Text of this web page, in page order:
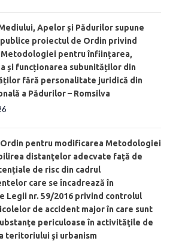
Apelor și Pădurilor supune
proiectul de Ordin privind
pentru înființarea,
și funcționarea subunităților din
fără personalitate juridică din
a Pădurilor – Romsilva
pentru modificarea Metodologiei
distanţelor adecvate față de
de risc din cadrul
care se încadrează în
Legii nr. 59/2016 privind controlul
de accident major în care sunt
periculoase în activităţile de
teritoriului şi urbanism